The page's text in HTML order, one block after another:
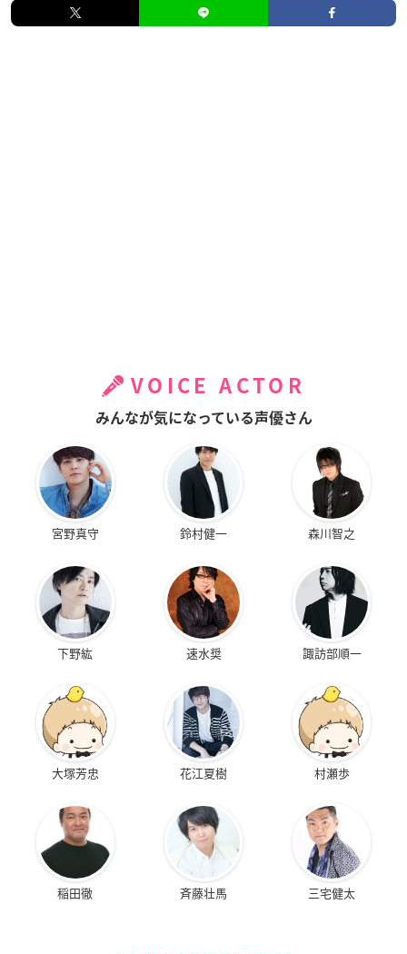
VOICE ACTOR
みんなが気になっている声優さん
宮野真守 鈴村健一 森川智之
下野紘 速水奨 諏訪部順一
大塚芳忠 花江夏樹 村瀬歩
稲田徹 斉藤壮馬 三宅健太